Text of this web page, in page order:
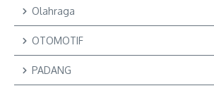
Olahraga
OTOMOTIF
PADANG